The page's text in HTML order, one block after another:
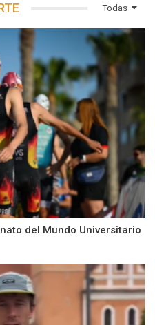
Todas
del Mundo Universitario